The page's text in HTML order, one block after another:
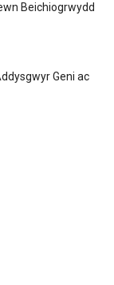
Beichiogrwydd
Geni ac